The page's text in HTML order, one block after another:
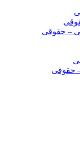
– حقوقی
حقوقی